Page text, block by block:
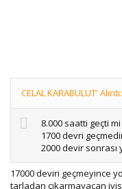
CELAL KARABULUT' Alıntı:
8.000 saatti geçti
1700 devri
2000 devir sonrası
17000 deviri geçmeyince
tarladan çıkarmayacan